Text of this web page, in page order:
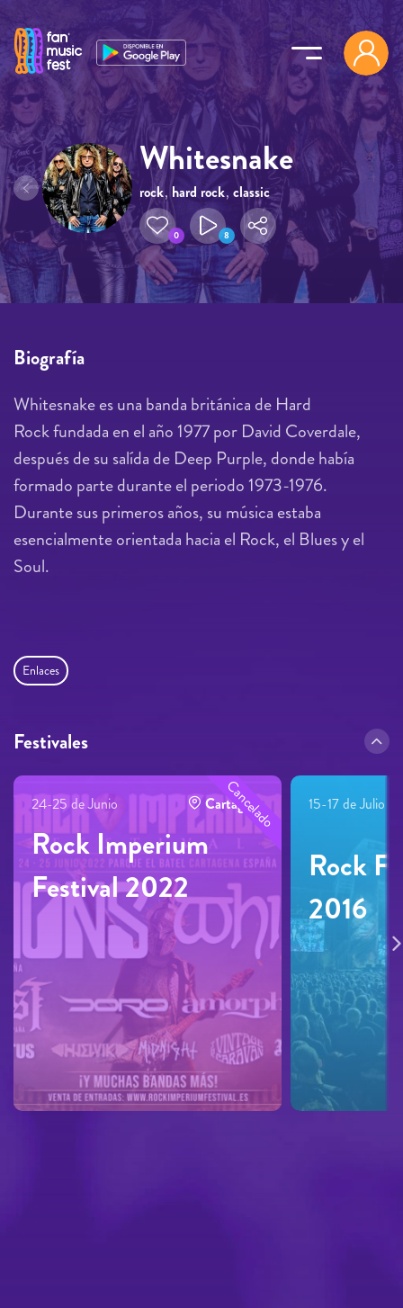
Pasar al contenido principal
Whitesnake
rock, hard rock, classic
rock
0 8
Biografía
Whitesnake es una banda británica de Hard
Rock fundada en el año 1977 por David Coverdale,
después de su salída de Deep Purple, donde había
formado parte durante el periodo 1973-1976.
Durante sus primeros años, su música estaba
esencialmente orientada hacia el Rock, el Blues y el
Soul.
Enlaces
Festivales
Cancelado
24-25 de Junio Cartagena
Rock Imperium
Festival 2022
15-17 de Julio
Rock
2016